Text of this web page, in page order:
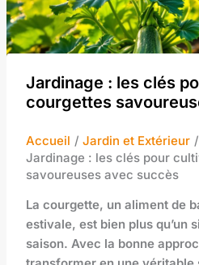
Jardinage : les clés
courgettes
Accueil
Jardin et Extérieur
Jardinage : les clés pour
savoureuses avec succès
La courgette, un aliment de
estivale, est bien plus qu’un
saison. Avec la bonne